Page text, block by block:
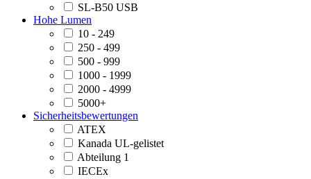
SL-B50 USB
Hohe Lumen
10 - 249
250 - 499
500 - 999
1000 - 1999
2000 - 4999
5000+
Sicherheitsbewertungen
ATEX
Kanada UL-gelistet
Abteilung 1
IECEx